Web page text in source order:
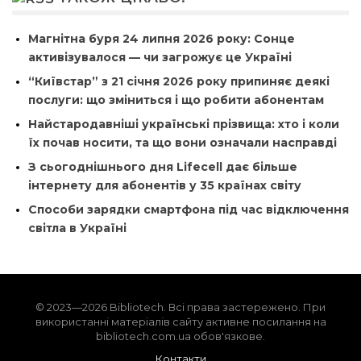
Магнітна буря 24 липня 2026 року: Сонце
активізувалося — чи загрожує це Україні
“Київстар” з 21 січня 2026 року припиняє деякі
послуги: що зміниться і що робити абонентам
Найстародавніші українські прізвища: хто і коли
їх почав носити, та що вони означали насправді
З сьогоднішнього дня Lifecell дає більше
інтернету для абонентів у 35 країнах світу
Способи зарядки смартфона під час відключення
світла в Україні
© 2023—2026 Bibliotech. Всі права застережено. При
використанні матеріалів сайту активне посилання на
bibliotech.com.ua обов'язкове.